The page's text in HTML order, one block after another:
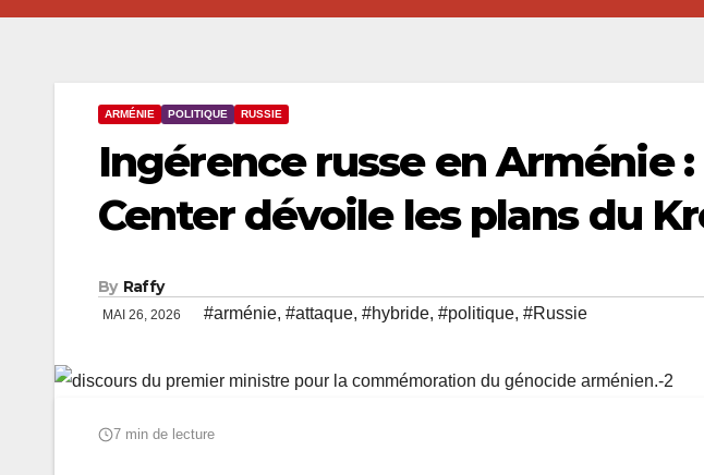
ARMÉNIE POLITIQUE RUSSIE
Ingérence russe en Arménie
Center dévoile les plans du
By Raffy
MAI 26, 2026 #arménie, #attaque, #hybride, #politique, #Russie
7 min de lecture